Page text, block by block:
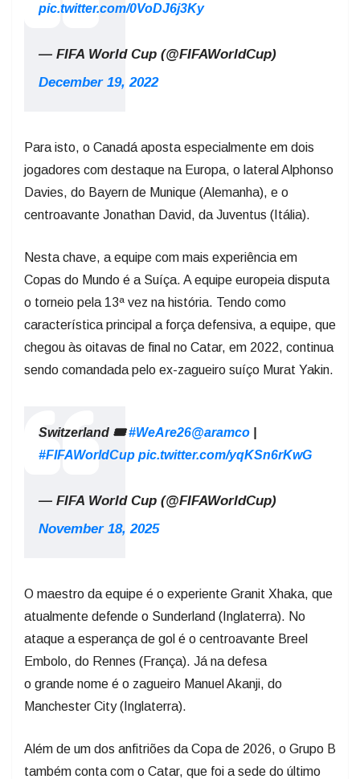
pic.twitter.com/0VoDJ6j3Ky
— FIFA World Cup (@FIFAWorldCup)
December 19, 2022
Para isto, o Canadá aposta especialmente em dois
jogadores com destaque na Europa, o lateral Alphonso
Davies, do Bayern de Munique (Alemanha), e o
centroavante Jonathan David, da Juventus (Itália).
Nesta chave, a equipe com mais experiência em
Copas do Mundo é a Suíça. A equipe europeia disputa
o torneio pela 13ª vez na história. Tendo como
característica principal a força defensiva, a equipe, que
chegou às oitavas de final no Catar, em 2022, continua
sendo comandada pelo ex-zagueiro suíço Murat Yakin.
Switzerland 🎟️#WeAre26@aramco
#FIFAWorldCup pic.twitter.com/yqKSn6rKwG
— FIFA World Cup (@FIFAWorldCup)
November 18, 2025
O maestro da equipe é o experiente Granit Xhaka, que
atualmente defende o Sunderland (Inglaterra). No
ataque a esperança de gol é o centroavante Breel
Embolo, do Rennes (França). Já na defesa
o grande nome é o zagueiro Manuel Akanji, do
Manchester City (Inglaterra).
Além de um dos anfitriões da Copa de 2026, o Grupo B
também conta com o Catar, que foi a sede do último